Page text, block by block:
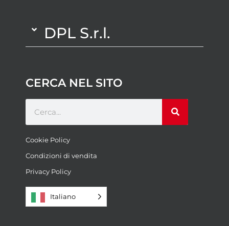
DPL S.r.l.
CERCA NEL SITO
Cookie Policy
Condizioni di vendita
Privacy Policy
Italiano